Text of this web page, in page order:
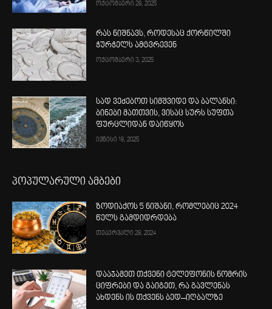
ოქტომბერი 28, 2025
რას ნიშნავს, როდესაც ქორწილში
ჭურჭელს ამტვრევენ
ოქტომბერი 3, 2025
სად ვეძებოთ სიმშვიდე და ბალანსი:
ბინები მათთვის, ვისაც სურს სუფთა
ფურცლიდან დაიწყოს
ივნისი 18, 2025
პოპულარული ამბები
ზოდიაქოს 5 ნიშანი, რომლებიც 2024
წელს გამდიდრდება
თებერვალი 28, 2024
დააჯამეთ თქვენი ტელეფონის ნომრის
ციფრები და გაიგეთ, რა გავლენას
ახდენს ის თქვენს ბედ–იღბალზე